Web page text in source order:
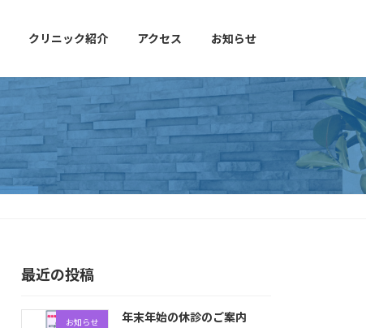
クリニック紹介 アクセス お知らせ
最近の投稿
お知らせ 年末年始の休診のご案内